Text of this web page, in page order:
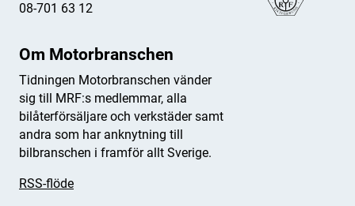
Om Motorbranschen
Tidningen Motorbranschen vänder
sig till MRF:s medlemmar, alla
bilåterförsäljare och verkstäder samt
andra som har anknytning till
bilbranschen i framför allt Sverige.
RSS-flöde
08-701 63 12